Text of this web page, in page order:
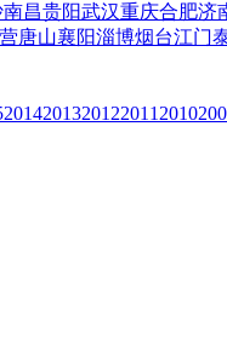
南昌贵阳武汉重庆合肥济
唐山襄阳淄博烟台江门
2014201320122011 2010